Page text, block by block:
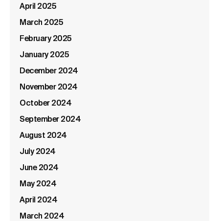
April 2025
March 2025
February 2025
January 2025
December 2024
November 2024
October 2024
September 2024
August 2024
July 2024
June 2024
May 2024
April 2024
March 2024